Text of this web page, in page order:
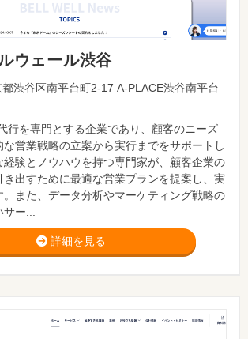
ウェール渋谷
渋谷区南平台町2-17 A-PLACE渋谷南平台
行を専門とする企業であり、顧客のニーズ
な営業戦略の立案から実行までをサポートし
経験とノウハウを持つ専門家が、顧客企業の
き出すために最適な営業プランを提案し、実
。また、データ分析やマーケティング戦略の
ー...
詳細を見る